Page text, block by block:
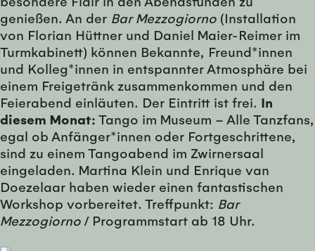
genießen. An der Bar Mezzogiorno (Installation
von Florian Hüttner und Daniel Maier-Reimer im
Turmkabinett) können Bekannte, Freund*innen
und Kolleg*innen in entspannter Atmosphäre bei
einem Freigetränk zusammenkommen und den
Feierabend einläuten. Der Eintritt ist frei. In
diesem Monat: Tango im Museum – Alle Tanzfans,
egal ob Anfänger*innen oder Fortgeschrittene,
sind zu einem Tangoabend im Zwirnersaal
eingeladen. Martina Klein und Enrique van
Doezelaar haben wieder einen fantastischen
Workshop vorbereitet. Treffpunkt: Bar
Mezzogiorno / Programmstart ab 18 Uhr.